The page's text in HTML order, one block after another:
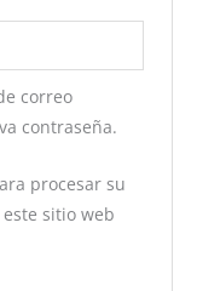
correo
contraseña.
procesar su
sitio web